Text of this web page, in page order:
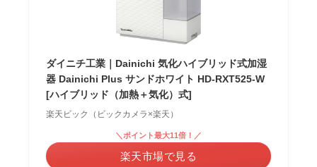
ダイニチ工業｜Dainichi 気化ハイブリッド式加湿
器 Dainichi Plus サンドホワイト HD-RXT525-W
[ハイブリッド（加熱＋気化）式]
楽天ビック（ビックカメラ×楽天）
＼ポイント最大11倍！／
楽天市場で見る